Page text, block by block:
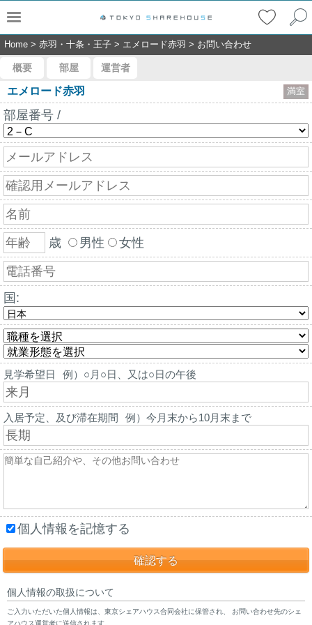
Home > 赤羽・十条・王子 > エメロード赤羽 > お問い合わせ
概要 部屋 運営者
エメロード赤羽 満室
部屋番号 /
歳 男性 女性
国:
見学希望日 例）○月○日、又は○日の午後
入居予定、及び滞在期間 例）今月末から10月末まで
個人情報を記憶する
個人情報の取扱について
ご入力いただいた個人情報は、東京シェアハウス合同会社に保管され、 お問い合わせ先のシェ
アハウス運営者に送信されます。